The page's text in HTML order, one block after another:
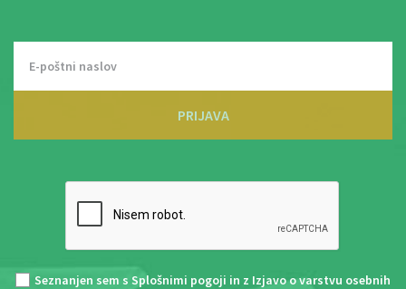
PRIJAVA
Seznanjen sem s Splošnimi pogoji in z Izjavo o varstvu osebnih